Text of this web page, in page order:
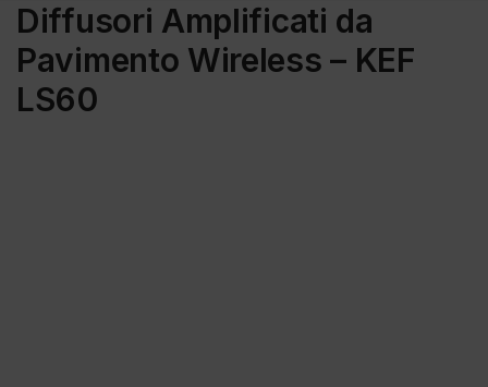
Diffusori Amplificati da
Pavimento Wireless – KEF
LS60